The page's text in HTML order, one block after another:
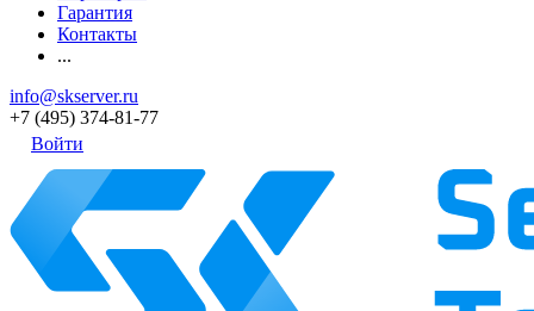
Гарантия
Контакты
...
info@skserver.ru
+7 (495) 374-81-77
Войти